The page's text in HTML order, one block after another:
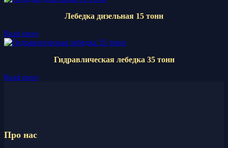
Лебедка дизельная 15 тонн
Read more
Гидравлическая лебедка 35 тонн
Read more
Про нас